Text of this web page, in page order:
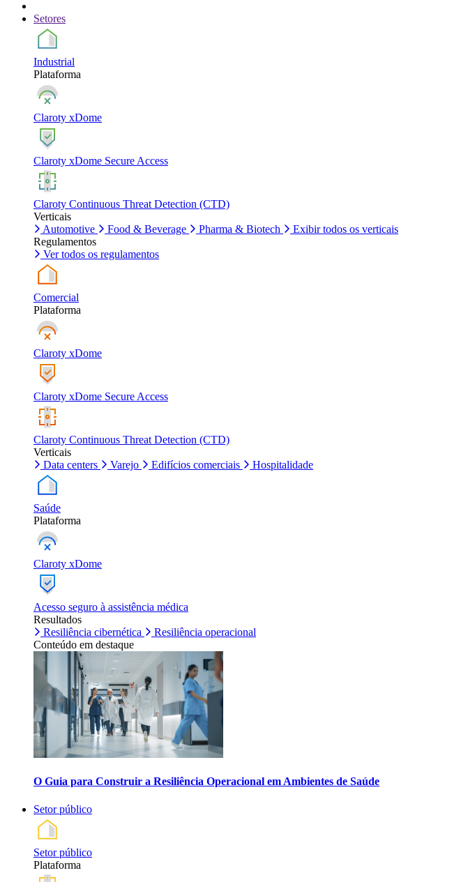
Setores
Industrial
Plataforma
Claroty xDome
Claroty xDome Secure Access
Claroty Continuous Threat Detection (CTD)
Verticais
Automotive
Food & Beverage Pharma & Biotech
Exibir todos os verticais
Regulamentos
Ver todos os regulamentos
Comercial
Plataforma
Claroty xDome
Claroty xDome Secure Access
Claroty Continuous Threat Detection (CTD)
Verticais
Data centers
Varejo Edifícios comerciais Hospitalidade
Saúde
Plataforma
Claroty xDome
Acesso seguro à assistência médica
Resultados
Resiliência cibernética
Resiliência operacional
Conteúdo em destaque
O Guia para Construir a Resiliência Operacional em Ambientes de Saúde
Setor público
Setor público
Plataforma